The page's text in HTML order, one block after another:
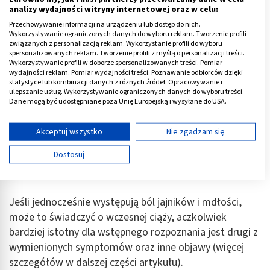
wahania nastroju i uczucie zmęczenia;
ból kończyn dolnych, ramion, pleców.
Natomiast klasycznymi objawami zapalenia jajników
są:
stan podgorączkowy a nawet wysoka gorączka;
ogólne uczucie rozbicia;
upławy, czyli nieprawidłowa wydzielina z pochwy;
ból w podbrzuszu odruchy wymiotne nasilające się na
Jeśli jednocześnie występują ból jajników i mdłości,
może to świadczyć o wczesnej ciąży, aczkolwiek
bardziej istotny dla wstępnego rozpoznania jest drugi z
wymienionych symptomów oraz inne objawy (więcej
szczegółów w dalszej części artykułu).
analizy wydajności witryny internetowej oraz w celu:
Przechowywanie informacji na urządzeniu lub dostęp do nich.
Wykorzystywanie ograniczonych danych do wyboru reklam. Tworzenie profili
związanych z personalizacją reklam. Wykorzystanie profili do wyboru
spersonalizowanych reklam. Tworzenie profili z myślą o personalizacji treści.
Wykorzystywanie profili w doborze spersonalizowanych treści. Pomiar
wydajności reklam. Pomiar wydajności treści. Poznawanie odbiorców dzięki
statystyce lub kombinacji danych z różnych źródeł. Opracowywanie i
ulepszanie usług. Wykorzystywanie ograniczonych danych do wyboru treści.
Dane mogą być udostępniane poza Unię Europejską i wysyłane do USA.
Wyświetl listę partnerów (11 dostawców IAB)
Używamy Twoich danych w następujących celach:
Cele przetwarzania IAB:
Wykorzystywanie ograniczonych danych do
wyboru reklam
Tworzenie profili w celu spersonalizowanych
reklam
Akceptuj wszystko
Nie zgadzam się
Dostosuj